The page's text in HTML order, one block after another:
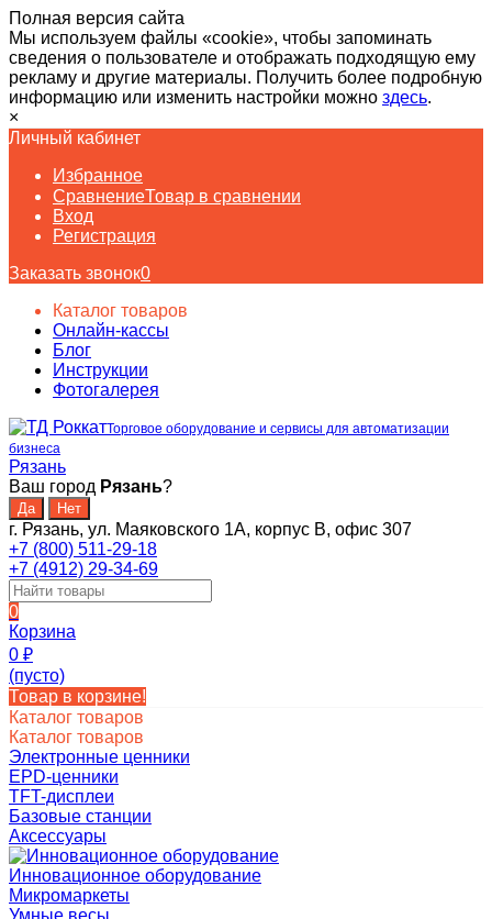
Полная версия сайта
Мы используем файлы «cookie», чтобы запоминать
сведения о пользователе и отображать подходящую ему
рекламу и другие материалы. Получить более подробную
информацию или изменить настройки можно здесь.
×
Личный кабинет
Избранное
СравнениеТовар в сравнении
Вход
Регистрация
Заказать звонок0
Каталог товаров
Онлайн-кассы
Блог
Инструкции
Фотогалерея
Торговое оборудование и сервисы для автоматизации
бизнеса
Рязань
Ваш город Рязань?
г. Рязань, ул. Маяковского 1А, корпус B, офис 307
+7 (800) 511-29-18
+7 (4912) 29-34-69
0
Корзина
0 ₽
(пусто)
Товар в корзине!
Каталог товаров
Каталог товаров
Электронные ценники
EPD-ценники
TFT-дисплеи
Базовые станции
Аксессуары
Инновационное оборудование
Микромаркеты
Умные весы